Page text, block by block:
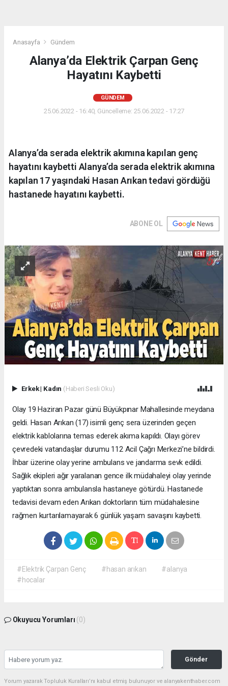
Anasayfa Gündem
Alanya’da Elektrik Çarpan Genç
Hayatını Kaybetti
GÜNDEM
25.06.2022 - 16:40, Güncelleme: 25.06.2022 - 17:27
Alanya’da serada elektrik akımına kapılan genç
hayatını kaybetti Alanya’da serada elektrik akımına
kapılan 17 yaşındaki Hasan Arıkan tedavi gördüğü
hastanede hayatını kaybetti.
ABONE OL
Erkek| Kadın (Haberi Sesli Oku)
Olay 19 Haziran Pazar günü Büyükpınar Mahallesinde meydana
geldi. Hasan Arıkan (17) isimli genç sera üzerinden geçen
elektrik kablolarına temas ederek akıma kapıldı. Olayı görev
çevredeki vatandaşlar durumu 112 Acil Çağrı Merkezi’ne bildirdi.
İhbar üzerine olay yerine ambulans ve jandarma sevk edildi.
Sağlık ekipleri ağır yaralanan gence ilk müdahaleyi olay yerinde
yaptıktan sonra ambulansla hastaneye götürdü. Hastanede
tedavisi devam eden Arıkan doktorların tüm müdahalesine
rağmen kurtarılamayarak 6 günlük yaşam savaşını kaybetti.
#Elektrik Çarpan Genç #hasan arıkan
#alanya
#hocalar
Okuyucu Yorumları (0)
Gönder
Yorum yazarak Topluluk Kuralları’nı kabul etmiş bulunuyor ve alanyakenthaber.com